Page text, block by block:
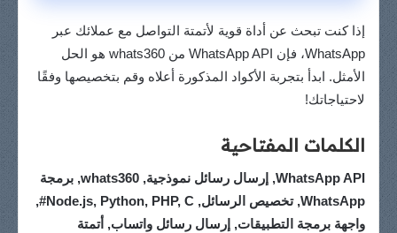
إذا كنت تبحث عن أداة قوية لأتمتة التواصل مع عملائك عبر
WhatsApp، فإن WhatsApp API من whats360 هو الحل
الأمثل. ابدأ بتجربة الأكواد المذكورة أعلاه وقم بتخصيصها وفقًا
لاحتياجاتك!
الكلمات المفتاحية
WhatsApp API, إرسال رسائل نموذجية, whats360, برمجة
WhatsApp, تخصيص الرسائل, Node.js, Python, PHP, C#,
واجهة برمجة التطبيقات, إرسال رسائل واتساب, أتمتة